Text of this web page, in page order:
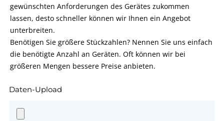
gewünschten Anforderungen des Gerätes zukommen
lassen, desto schneller können wir Ihnen ein Angebot
unterbreiten.
Benötigen Sie größere Stückzahlen? Nennen Sie uns einfach
die benötigte Anzahl an Geräten. Oft können wir bei
größeren Mengen bessere Preise anbieten.
Daten-Upload